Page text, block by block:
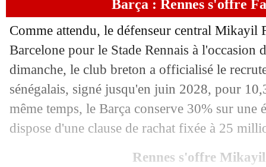
Barça : Rennes s'offre
Comme attendu, le défenseur central Mikayil
Barcelone pour le Stade Rennais à l'occasion
dimanche, le club breton a officialisé le
sénégalais, signé jusqu'en juin 2028, pour
même temps, le Barça conserve 30% sur une
dispose d'une clause de rachat fixée à 25
Rennes s'offre
25/08 Arsenal: Arteta attend des recrues
25/08 Barça: Flick révèle sa discussion
25/08 Man City : Nunes victime de
25/08 Real: Mbappé, les attentes de
: Wahi ne voulait que le club